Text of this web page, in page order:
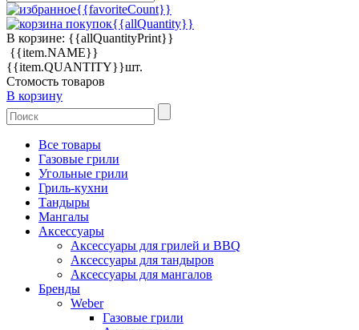
{{favoriteCount}}
{{allQuantity}}
В корзине: {{allQuantityPrint}}
{{item.NAME}}
{{item.QUANTITY}}шт.
Стомость товаров
В корзину
Все товары
Газовые грили
Угольные грили
Гриль-кухни
Тандыры
Мангалы
Аксессуары
Аксессуары для грилей и BBQ
Аксессуары для тандыров
Аксессуары для мангалов
Бренды
Weber
Газовые грили